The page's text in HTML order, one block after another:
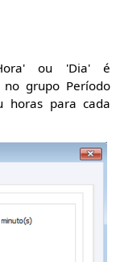
ou 'Dia' é
grupo Período
horas para cada